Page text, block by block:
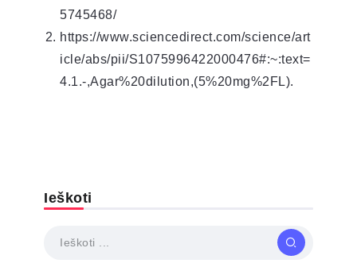
5745468/
https://www.sciencedirect.com/science/art
icle/abs/pii/S1075996422000476#:~:text=
4.1.-,Agar%20dilution,(5%20mg%2FL).
Ieškoti